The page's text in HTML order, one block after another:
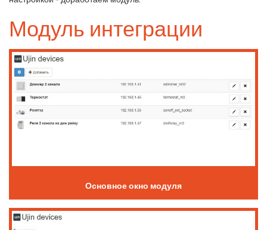
Модуль интеграции
Основное окно модуля